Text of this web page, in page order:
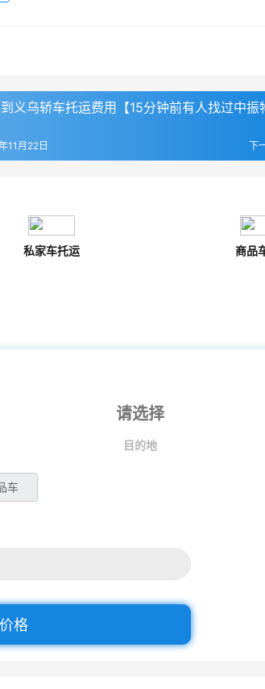
义乌轿车托运费用【15分钟前有人找过中振
下
11月22日
私家车托运 商品
目的地
车
格